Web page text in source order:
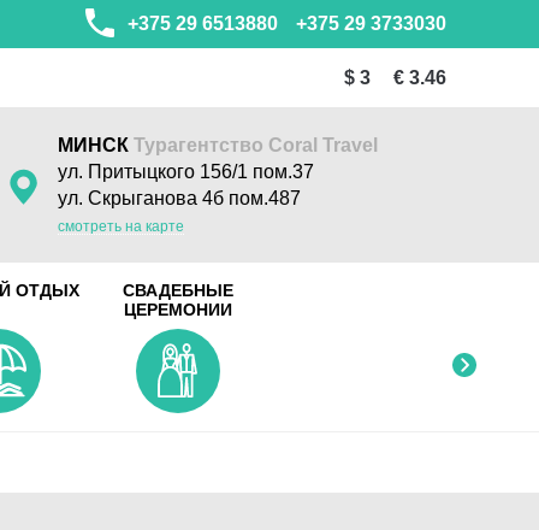
+375 29 3733030
+375 29 6513880
$ 3 € 3.46
МИНСК Турагентство Coral Travel
ул. Притыцкого 156/1 пом.37
ул. Скрыганова 4б пом.487
смотреть на карте
ОТДЫХ
СВАДЕБНЫЕ
ЦЕРЕМОНИИ